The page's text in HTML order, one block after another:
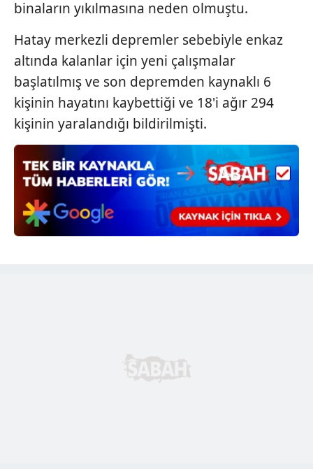
için Ayarlar butonuna tıklayabilir,Çerez Bilgilendirme
6698 sayılı Kişisel Verilerin Korunması Kanunu uyarınca
hazırlanmış Aydınlatma Metnimizi okumak ve sitemizde
ilgili mevzuata uygun olarak kullanılan çerezlerle ilgili bilgi
almak için lütfentıklayınız.
binaların yıkılmasına neden olmuştu.
Hatay merkezli depremler sebebiyle enkaz
altında kalanlar için yeni çalışmalar
başlatılmış ve son depremden kaynaklı 6
kişinin hayatını kaybettiği ve 18'i ağır 294
kişinin yaralandığı bildirilmişti.